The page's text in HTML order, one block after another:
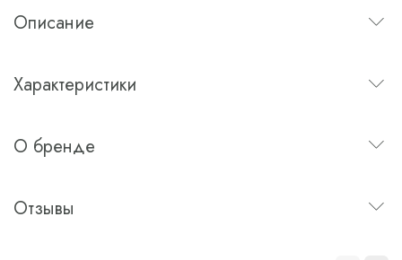
Описание
Характеристики
О бренде
Отзывы